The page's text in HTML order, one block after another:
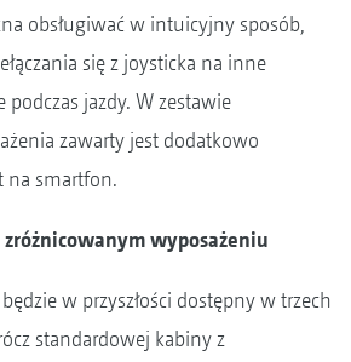
obsługiwać w intuicyjny sposób,
się z joysticka na inne
podczas jazdy. W zestawie
zawarty jest dodatkowo
smartfon.
wyposażeniu
w przyszłości dostępny w trzech
standardowej kabiny z